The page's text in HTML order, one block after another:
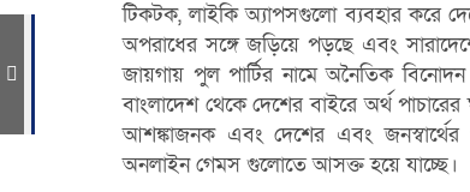
টিকটক, লাইকি অ্যাপসগুলো ব্যবহার করে
অপরাধের সঙ্গে জড়িয়ে পড়ছে এবং
জায়গায় পুল পার্টির নামে অনৈতিক
বাংলাদেশ থেকে দেশের বাইরে অর্থ
আশঙ্কাজনক এবং দেশের এবং জনস্বার্থের
অনলাইন গেমস গুলোতে আসক্ত হয়ে যাচ্ছে।